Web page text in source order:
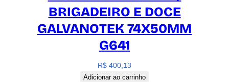
BRIGADEIRO E DOCE
GALVANOTEK 74X50MM
G641
R$ 400,13
Adicionar ao carrinho